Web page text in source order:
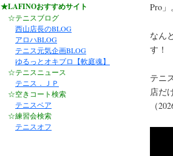
Pro」。
なん
す！
テニ
店だ
（
★LAFINOおすすめサイト
☆テニスブログ
西山店長のBLOG
アロハBLOG
テニス元気企画BLOG
ゆるっとオキブロ【軟庭魂】
☆テニスニュース
テニス．ＪＰ
☆空きコート検索
テニスベア
☆練習会検索
テニスオフ